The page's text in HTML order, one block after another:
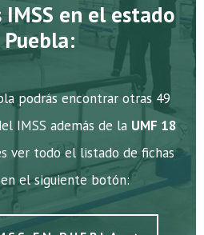
en el estado
podrás encontrar otras 49
IMSS además de la UMF 18
ver todo el listado de fichas
el siguiente botón: